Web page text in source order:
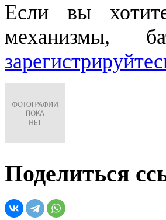
Если вы
механизмы,
Поделиться